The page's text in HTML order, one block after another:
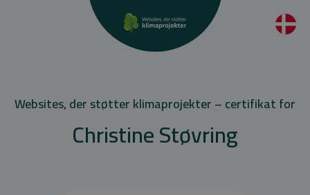
Websites, der støtter klimaprojekter – certifikat for
Christine Støvring